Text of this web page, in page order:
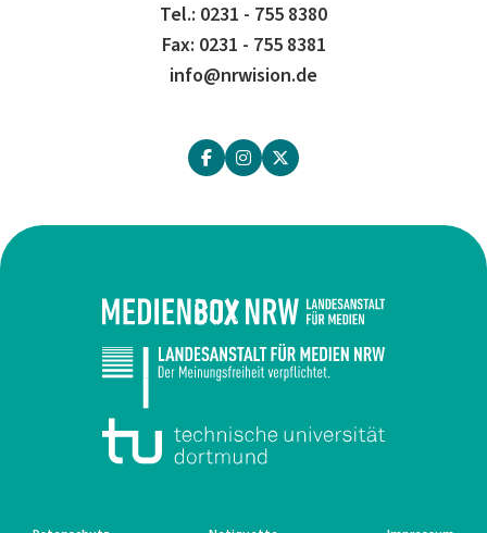
Tel.: 0231 - 755 8380
Fax: 0231 - 755 8381
info@nrwision.de